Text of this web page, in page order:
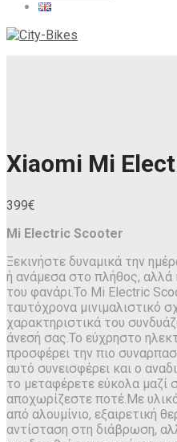
Xiaomi Mi
399€
Mi Electric Scooter
Ξεκινήστε δυναμικά την
ή ανάμεσα στο πλήθος, αλλά
του φανάρι.Το Mi Electric
ταυτόχρονα μινιμαλιστικό
χαρακτηριστικά του
άνεσή σας.Το εύχρηστο
προσφέρει την πιο
αυτό συνεισφέρει και ο
το μεταφέρετε εύκολα μαζί
αποχωρίζεστε ποτέ.Με
από αλουμίνιο, εξαιρετική
αντίσταση στη διάβρωση,